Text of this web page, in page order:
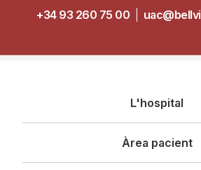
+34 93 260 75 00
principal
L'hospital
Àrea pacient